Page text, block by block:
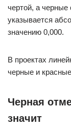
чертой, а черные
указывается
значению 0,000.
В проектах
черные и
Черная
значит